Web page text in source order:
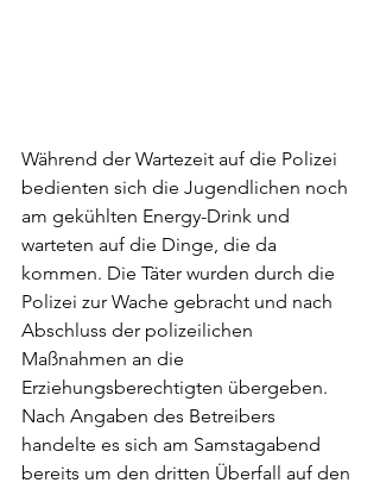
Während der Wartezeit auf die Polizei
bedienten sich die Jugendlichen noch
am gekühlten Energy-Drink und
warteten auf die Dinge, die da
kommen. Die Täter wurden durch die
Polizei zur Wache gebracht und nach
Abschluss der polizeilichen
Maßnahmen an die
Erziehungsberechtigten übergeben.
Nach Angaben des Betreibers
handelte es sich am Samstagabend
bereits um den dritten Überfall auf den